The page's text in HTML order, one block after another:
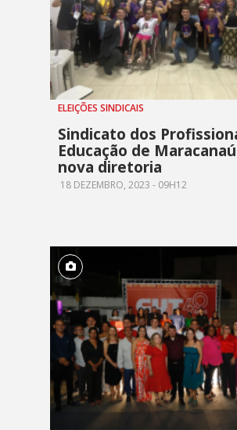
ELEIÇÕES SINDICAIS
Sindicato dos
Educação de
nova diretoria
18 DEZEMBRO, 2023 - 09H12